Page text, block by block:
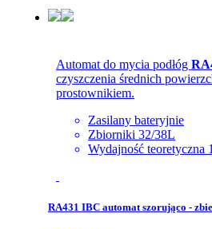
Automat do mycia podłóg
czyszczenia średnich
prostownikiem.
Zasilany bateryjnie
Zbiorniki 32/38L
Wydajność teoretyczna
RA431 IBC automat szorująco -